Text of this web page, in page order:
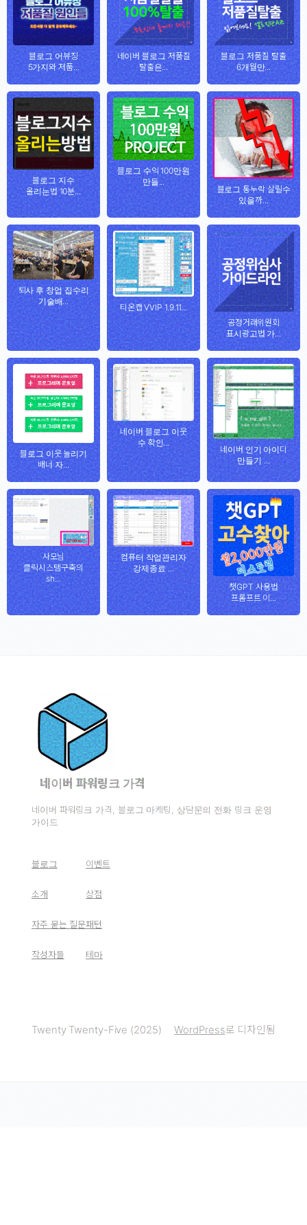
블로그 어뷰징
5가지와 저품...
네이버 블로그 저품질
탈출은...
블로그 저품질 탈출
6개월만...
블로그 지수
올리는법 10분...
블로그 수익 100만원
만들...
블로그 통누락 살릴수
있을까...
퇴사 후 창업 집수리
기술배...
티온캡 VVIP 1.9.11...
공정거래위원회
표시광고법 가...
블로그 이웃 늘리기
배너 자...
네이버 블로그 이웃
수 확인...
네이버 인기 아이디
만들기 ...
사모님
클릭시스템구축의
sh...
컴퓨터 작업관리자
강제종료 ...
챗GPT 사용법
프롬프트 이...
네이버 파워링크 가격
네이버 파워링크 가격, 블로그 마케팅, 상담문의 전화 링크 운영
가이드
블로그
소개
자주 묻는 질문
작성자들
이벤트
상점
패턴
테마
Twenty Twenty-Five (2025) WordPress로 디자인됨